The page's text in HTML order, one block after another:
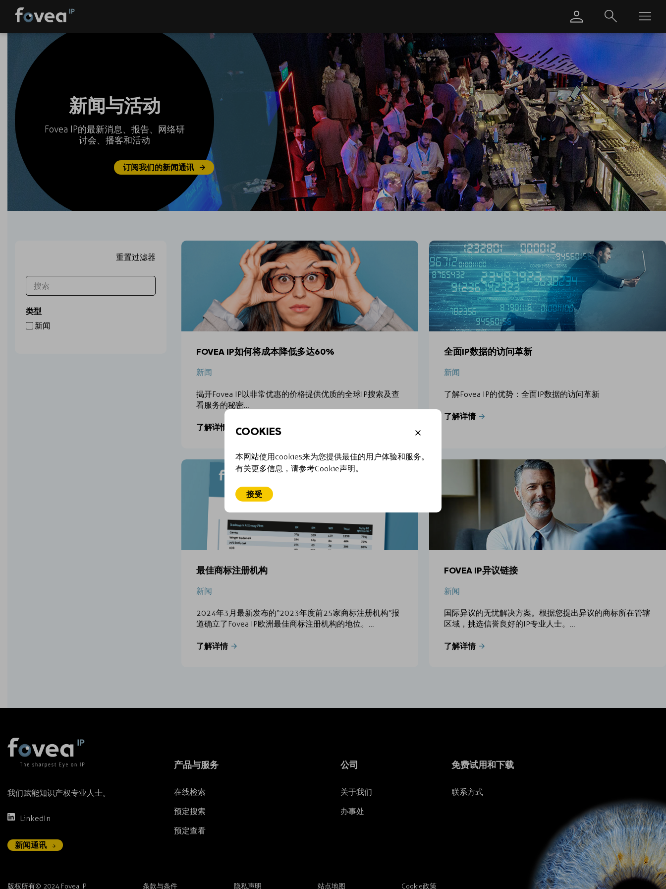
Skip
新闻与活动
Fovea IP的最新消息、报告、网络研
讨会、播客和活动
订阅我们的新闻通讯
类型
新闻
FOVEA IP如何将成本降低多达60%
新闻
揭开Fovea IP以非常优惠的价格提供优质的全球IP搜索及查
看服务的秘密…
了解详情
全面IP数据的访问革新
新闻
了解Fovea IP的优势：全面IP数据的访问革新
了解详情
最佳商标注册机构
新闻
2024年3月最新发布的“2023年度前25家商标注册机构”报
道确立了Fovea IP欧洲最佳商标注册机构的地位。…
了解详情
FOVEA IP异议链接
新闻
国际异议的无忧解决方案。根据您提出异议的商标所在管辖
区域，挑选信誉良好的IP专业人士。…
了解详情
我们赋能知识产权专业人士。
LinkedIn
新闻通讯
产品与服务
在线检索
预定搜索
预定查看
公司
关于我们
办事处
免费试用和下载
联系方式
版权所有© 2024 Fovea IP 条款与条件 隐私声明 站点地图 Cookie政策
COOKIES
本网站使用cookies来为您提供最佳的用户体验和服务。
有关更多信息，请参考Cookie声明。
接受